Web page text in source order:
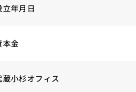
立年月日
本金
蔵小杉オフィス